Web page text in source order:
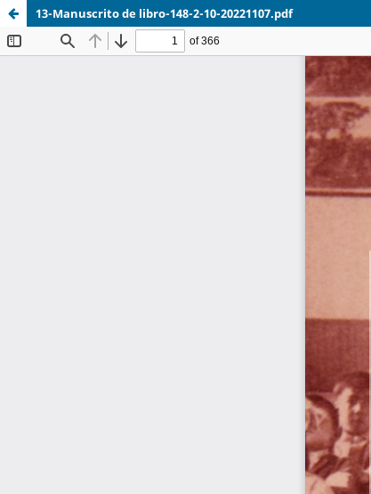
13-Manuscrito de libro-148-2-10-20221107.pdf